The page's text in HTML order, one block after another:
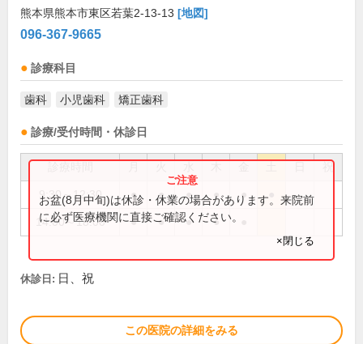
熊本県熊本市東区若葉2-13-13 [地図]
096-367-9665
診療科目
歯科 小児歯科 矯正歯科
診療/受付時間・休診日
祝
9:30～12:30 ● ● ● ● ●
14:00～18:00 ● ● ● ●
お盆(8月中旬)は休診・休業の場合があります。来院前
に必ず医療機関に直接ご確認ください。
×閉じる
休診日: 日、祝
この医院の詳細をみる